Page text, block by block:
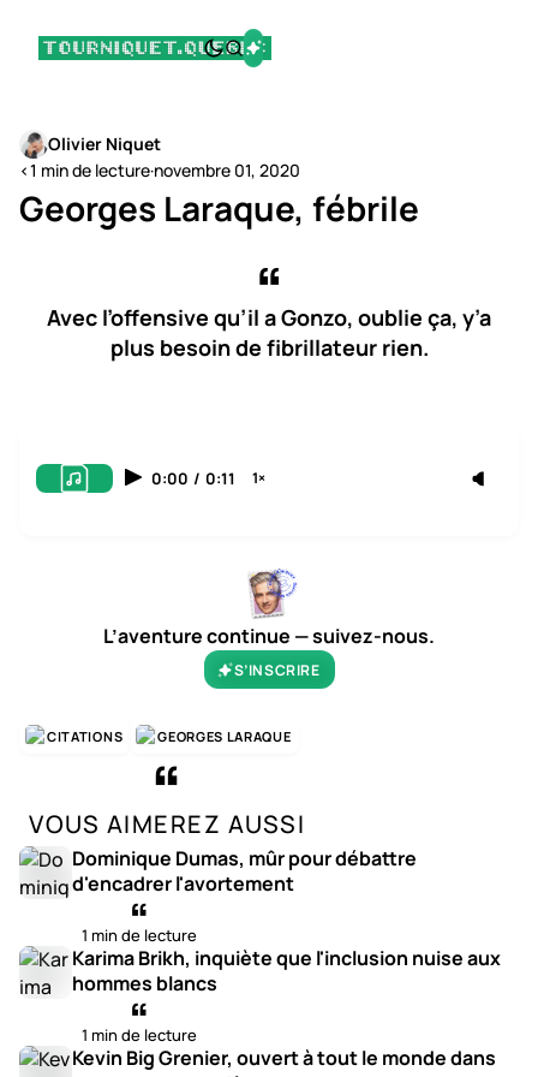
Olivier Niquet
<1 min de lecture·novembre 01, 2020
Georges Laraque, fébrile
Avec l’offensive qu’il a Gonzo, oublie ça, y’a
plus besoin de fibrillateur rien.
0:00 / 0:11 1×
L’aventure continue — suivez-nous.
S’INSCRIRE
CITATIONS GEORGES LARAQUE
VOUS AIMEREZ AUSSI
Dominique Dumas, mûr pour débattre
d'encadrer l'avortement
1 min de lecture
Karima Brikh, inquiète que l'inclusion nuise aux
hommes blancs
1 min de lecture
Kevin Big Grenier, ouvert à tout le monde dans